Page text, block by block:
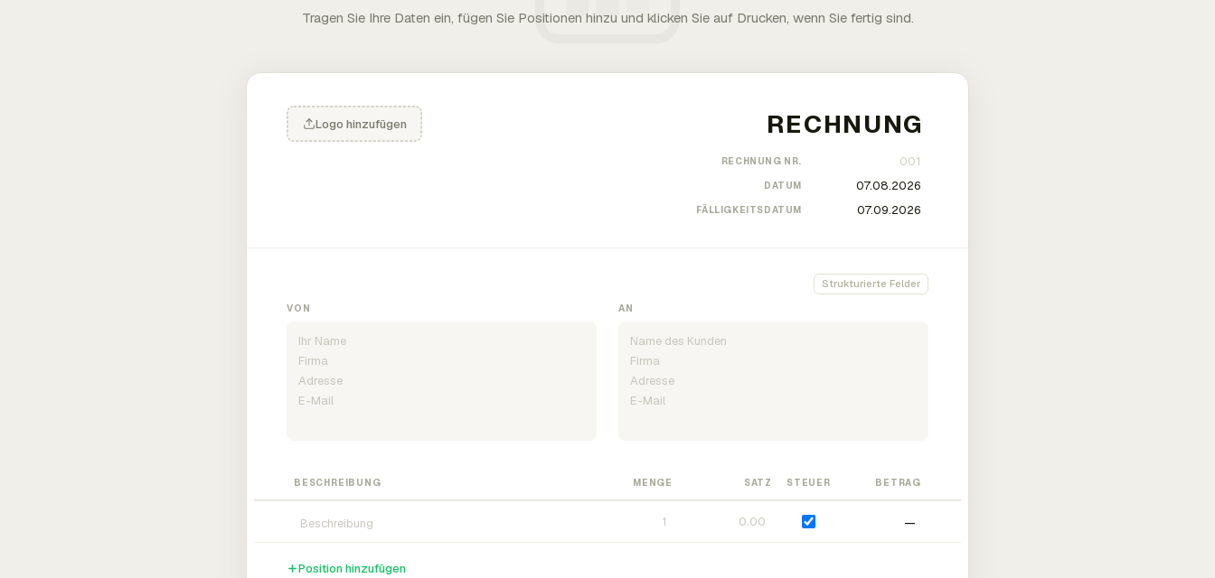
Tragen Sie Ihre Daten ein, fügen Sie Positionen hinzu und klicken Sie auf Drucken, wenn Sie fertig sind.
Logo hinzufügen
RECHNUNG NR.
DATUM
FÄLLIGKEITSDATUM
Strukturierte Felder
VON AN
BESCHREIBUNG MENGE SATZ STEUER BETRAG
—
Position hinzufügen